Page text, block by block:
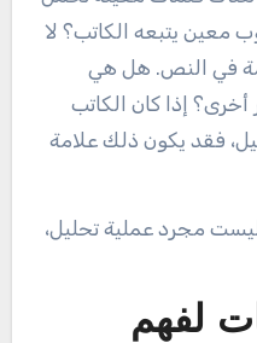
معين يتبعه الكاتب؟ لا
في النص. هل هي
إذا كان الكاتب
فقد يكون ذلك علامة
ليست مجرد عملية تحليل،
لفهم